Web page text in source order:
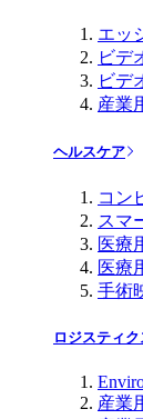
エッ
ビデ
ビデ
産業
ヘルスケア
コン
スマ
医療
医療
手術
ロジスティク
産業